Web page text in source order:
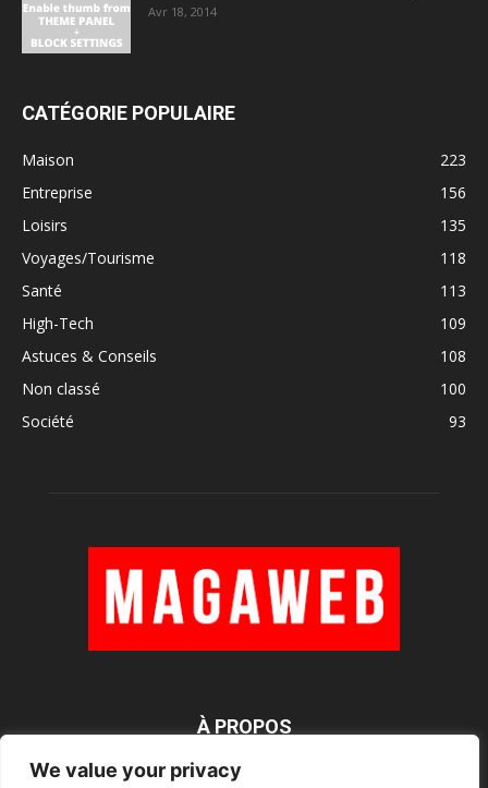
We value your privacy
Avr 18, 2014
CATÉGORIE POPULAIRE
Maison
223
Entreprise
156
Loisirs
135
Voyages/Tourisme
118
Santé
113
High-Tech
109
Astuces & Conseils
108
Non classé
100
Société
93
À PROPOS